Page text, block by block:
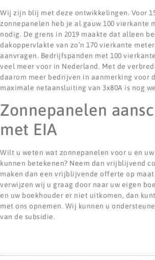
Wij zijn blij met deze ontwikkelingen. Voor
zonnepanelen heb je al gauw 100 vierkante
nodig. De grens in 2019 maakte dat alleen
dakoppervlakte van zo’n 170 vierkante
aanvragen. Bedrijfspanden met 100
veel meer voor in Nederland. Met de
daarom meer bedrijven in aanmerking voor
maximale netaansluiting van 3x80A is nog
Zonnepanelen
met EIA
Wilt u weten wat zonnepanelen voor u en
kunnen betekenen? Neem dan vrijblijvend
maken dan een vrijblijvende offerte op
verwijzen wij u graag door naar uw eigen
en uw boekhouder er niet uitkomen, dan
met ons opnemen. Wij kunnen u
van de subsidie.